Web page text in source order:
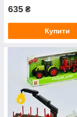
635 ₴
Купити